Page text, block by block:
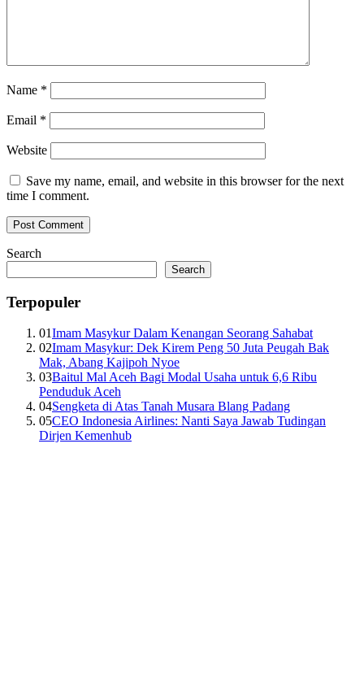
Name *
Email *
Website
Save my name, email, and website in this browser for the next
time I comment.
Search
Search
Terpopuler
01Imam Masykur Dalam Kenangan Seorang Sahabat
02Imam Masykur: Dek Kirem Peng 50 Juta Peugah Bak
Mak, Abang Kajipoh Nyoe
03Baitul Mal Aceh Bagi Modal Usaha untuk 6,6 Ribu
Penduduk Aceh
04Sengketa di Atas Tanah Musara Blang Padang
05CEO Indonesia Airlines: Nanti Saya Jawab Tudingan
Dirjen Kemenhub